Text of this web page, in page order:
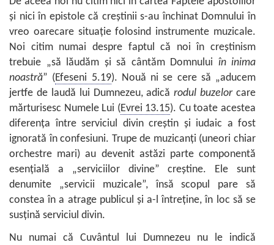
şi nici în epistole că creştinii s-au închinat Domnului în
vreo oarecare situaţie folosind instrumente muzicale.
Noi citim numai despre faptul că noi în creştinism
trebuie „să lăudăm şi să cântăm Domnului în inima
noastră” (Efeseni 5.19). Nouă ni se cere să „aducem
jertfe de laudă lui Dumnezeu, adicărodul buzelorcare
mărturisesc Numele Lui (Evrei 13.15). Cu toate acestea
diferenţa între serviciul divin creştin şi iudaic a fost
ignorată în confesiuni. Trupe de muzicanţi (uneori chiar
orchestre mari) au devenit astăzi parte componentă
esenţială a „serviciilor divine” creştine. Ele sunt
denumite „servicii muzicale”, însă scopul pare să
constea în a atrage publicul şi a-l întreţine, în loc să se
susţină serviciul divin.
Nu numai că Cuvântul lui Dumnezeu nu le indică